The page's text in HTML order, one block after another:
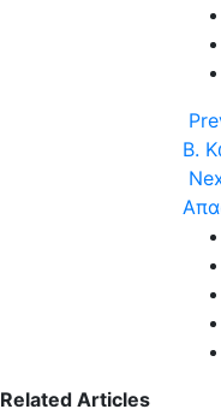
Β.
Related Articles